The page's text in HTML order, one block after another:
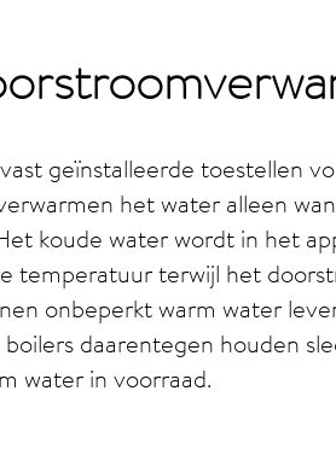
geïnstalleerde toestellen
het water alleen
koude water wordt in het
temperatuur terwijl het
onbeperkt warm water
daarentegen houden
water in voorraad.